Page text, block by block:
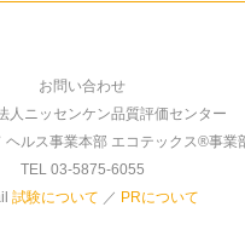
お問い合わせ
人ニッセンケン品質評価センター
ヘルス事業本部 エコテックス®事業
TEL 03-5875-6055
試験について ／ PRについて